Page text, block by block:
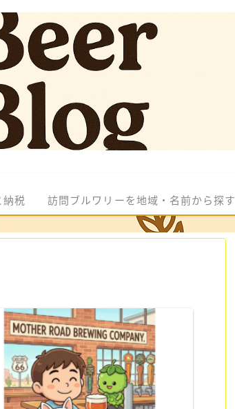
納税 訪問ブルワリーを地域・名前から探す